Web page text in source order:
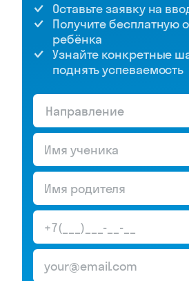
Оставьте заявку на
Получите бесплатную
ребёнка
Узнайте конкретные
поднять успеваемость
Направление